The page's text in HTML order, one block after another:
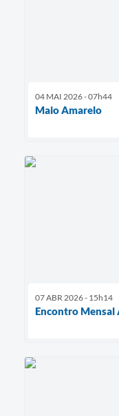
04 MAI 2026 - 07h44
Maio Amarelo
07 ABR 2026 - 15h14
Encontro Mensal